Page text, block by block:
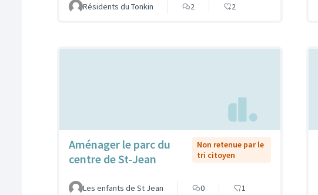
Résidents du Tonkin 2 2
Aménager le parc du
centre de St-Jean
Non retenue par le
tri citoyen
Les enfants de St Jean 0 1